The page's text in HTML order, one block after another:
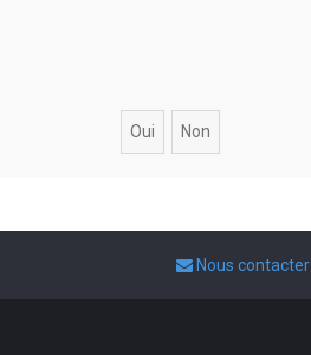
Nous contacter